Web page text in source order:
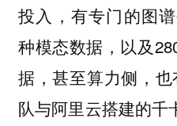
投入，有专门的图
种模态数据，以及
据，甚至算力侧，
队与阿里云搭建的千